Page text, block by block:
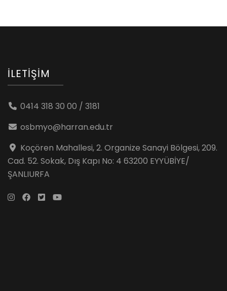
İLETIŞIM
0414 318 30 00 / 3181
osbmyo@harran.edu.tr
Koçören Mahallesi, 2. Organize Sanayi Bölgesi, 209.
Cad. 52. Sokak, Dış Kapı No: 4 63200 EYYÜBİYE/
ŞANLIURFA